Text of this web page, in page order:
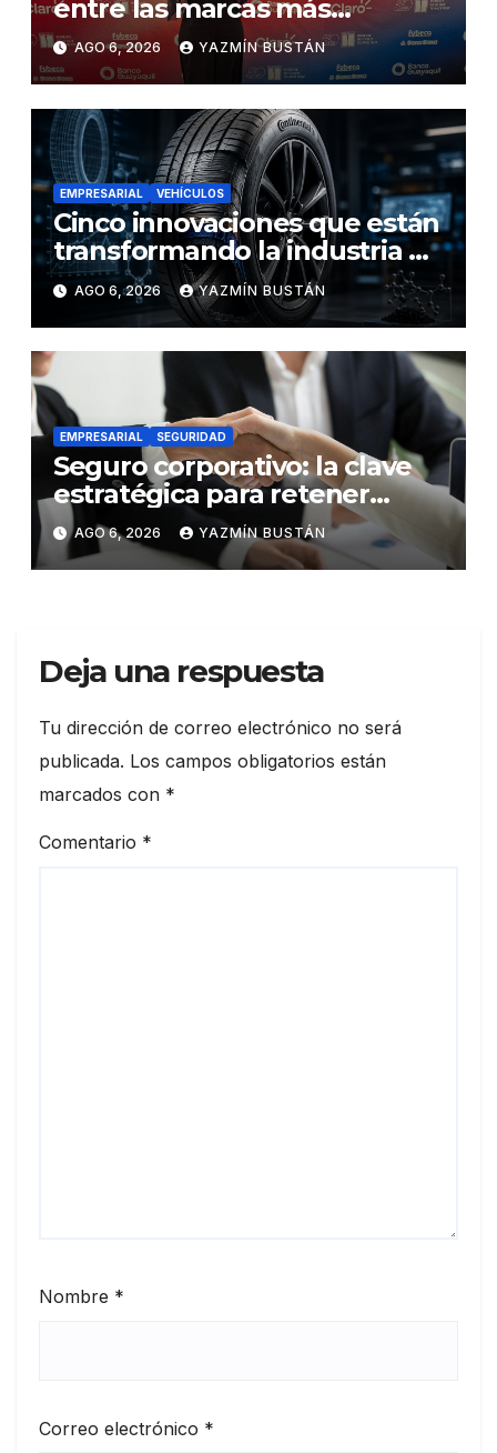
entre las marcas más
influyentes del Ecuador
AGO 6, 2026 YAZMÍN BUSTÁN
EMPRESARIAL VEHÍCULOS
Cinco innovaciones que están
transformando la industria de
los neumáticos y redefinen el
futuro de la movilidad
AGO 6, 2026 YAZMÍN BUSTÁN
EMPRESARIAL SEGURIDAD
Seguro corporativo: la clave
estratégica para retener
talento en Ecuador
AGO 6, 2026 YAZMÍN BUSTÁN
Deja una respuesta
Tu dirección de correo electrónico no será
publicada. Los campos obligatorios están
marcados con *
Comentario *
Nombre *
Correo electrónico *